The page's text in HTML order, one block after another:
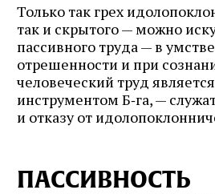
Только так грех
так и скрытого — можно
пассивного труда — в
отрешенности и при
человеческий труд
инструментом Б‑га, —
и отказу от
ПАССИВНОСТЬ